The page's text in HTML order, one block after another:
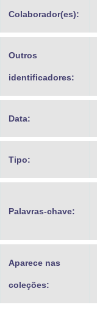
Colaborador(es):
Outros
identificadores:
Data:
Tipo:
Palavras-chave:
Aparece nas
coleções: